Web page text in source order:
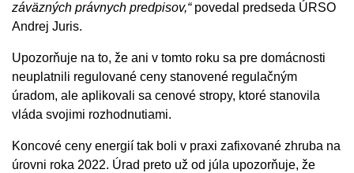
záväzných právnych predpisov,“povedal predseda ÚRSO
Andrej Juris.
Upozorňuje na to, že ani v tomto roku sa pre domácnosti
neuplatnili regulované ceny stanovené regulačným
úradom, ale aplikovali sa cenové stropy, ktoré stanovila
vláda svojimi rozhodnutiami.
Koncové ceny energií tak boli v praxi zafixované zhruba na
úrovni roka 2022. Úrad preto už od júla upozorňuje, že